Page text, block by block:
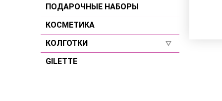
Для мужчин
Селективы
Для женщин
Для мужчин
Селективы
ПОДАРОЧНЫЕ НАБОРЫ
КОСМЕТИКА
КОЛГОТКИ
Размер 2
GILETTE